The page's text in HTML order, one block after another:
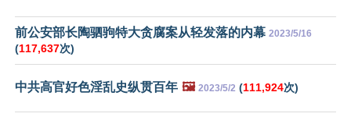
前公安部长陶驷驹特大贪腐案从轻发落的内幕 2023/5/16
(117,637次)
中共高官好色淫乱史纵贯百年 🖼️ 2023/5/2 (111,924次)